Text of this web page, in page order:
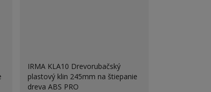
IRMA KLA10 Drevorubačský
plastový klin 245mm na štiepanie
dreva ABS PRO